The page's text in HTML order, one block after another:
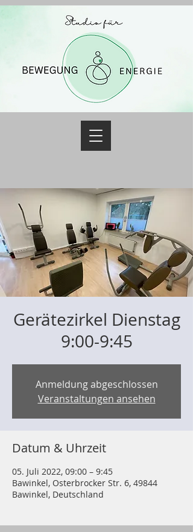
Gerätezirkel Dienstag
9:00-9:45
Anmeldung abgeschlossen
Veranstaltungen ansehen
Datum & Uhrzeit
05. Juli 2022, 09:00 – 9:45
Bawinkel, Osterbrocker Str. 6, 49844
Bawinkel, Deutschland